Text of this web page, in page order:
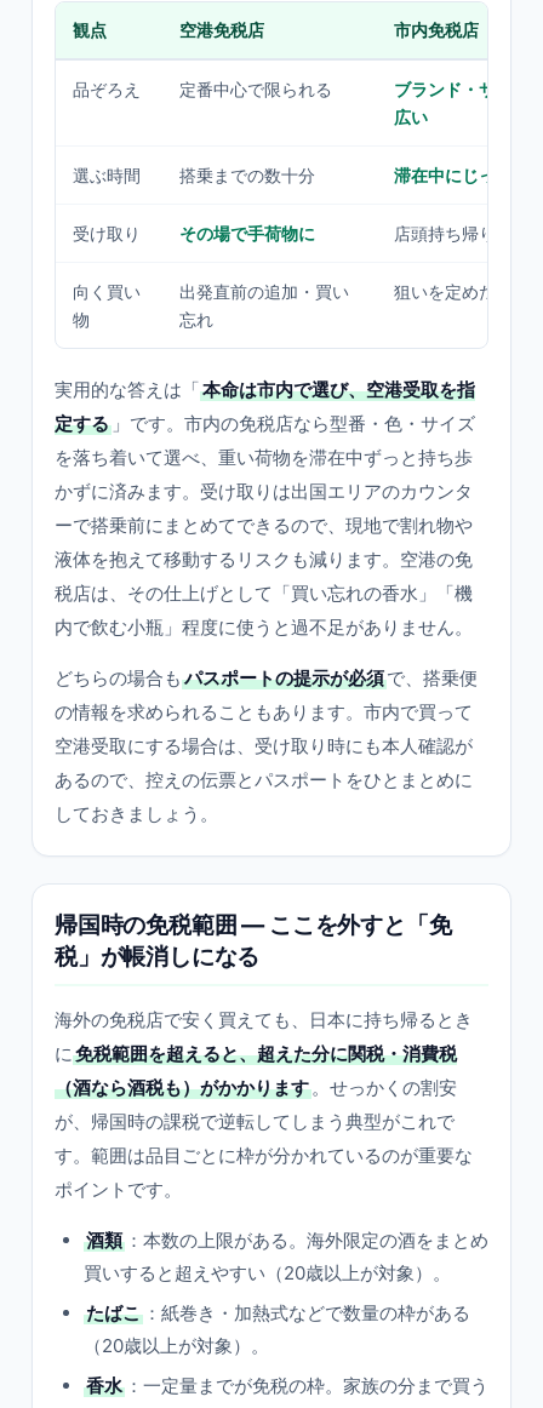
観点 空港免税店 市内免税店
品ぞろえ 定番中心で限られる
ブランド・サイズ
広い
選ぶ時間 搭乗までの数十分 滞在中にじっくり
受け取り その場で手荷物に 店頭持ち帰り or
向く買い
物
出発直前の追加・買い
忘れ
狙いを定めた本命
実用的な答えは「本命は市内で選び、空港受取を指
定する 」です。市内の免税店なら型番・色・サイズ
を落ち着いて選べ、重い荷物を滞在中ずっと持ち歩
かずに済みます。受け取りは出国エリアのカウンタ
ーで搭乗前にまとめてできるので、現地で割れ物や
液体を抱えて移動するリスクも減ります。空港の免
税店は、その仕上げとして「買い忘れの香水」「機
内で飲む小瓶」程度に使うと過不足がありません。
どちらの場合も パスポートの提示が必須で、搭乗便
の情報を求められることもあります。市内で買って
空港受取にする場合は、受け取り時にも本人確認が
あるので、控えの伝票とパスポートをひとまとめに
しておきましょう。
帰国時の免税範囲 — ここを外すと「免
税」が帳消しになる
海外の免税店で安く買えても、日本に持ち帰るとき
に免税範囲を超えると、超えた分に関税・消費税
（酒なら酒税も）がかかります。せっかくの割安
が、帰国時の課税で逆転してしまう典型がこれで
す。範囲は品目ごとに枠が分かれているのが重要な
ポイントです。
酒類 ：本数の上限がある。海外限定の酒をまとめ
買いすると超えやすい（20歳以上が対象）。
たばこ ：紙巻き・加熱式などで数量の枠がある
（20歳以上が対象）。
香水 ：一定量までが免税の枠。家族の分まで買う